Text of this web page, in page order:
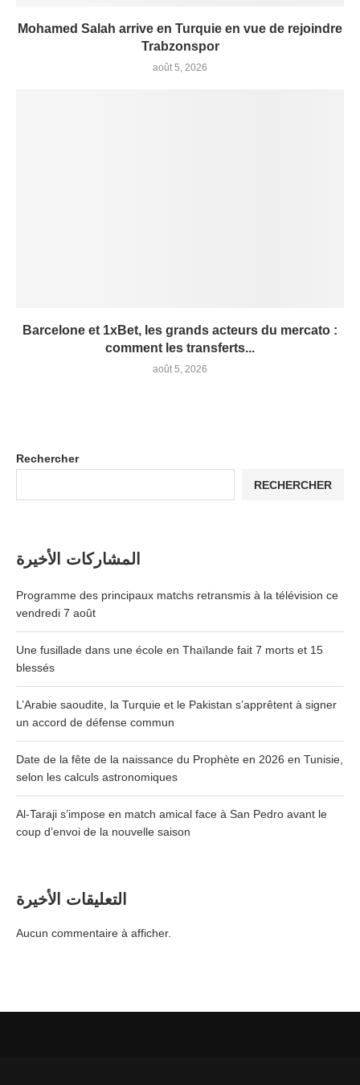
Mohamed Salah arrive en Turquie en vue de rejoindre
Trabzonspor
août 5, 2026
Barcelone et 1xBet, les grands acteurs du mercato :
comment les transferts...
août 5, 2026
Rechercher
RECHERCHER
المشاركات الأخيرة
Programme des principaux matchs retransmis à la télévision ce
vendredi 7 août
Une fusillade dans une école en Thaïlande fait 7 morts et 15
blessés
L’Arabie saoudite, la Turquie et le Pakistan s’apprêtent à signer
un accord de défense commun
Date de la fête de la naissance du Prophète en 2026 en Tunisie,
selon les calculs astronomiques
Al-Taraji s’impose en match amical face à San Pedro avant le
coup d’envoi de la nouvelle saison
التعليقات الأخيرة
Aucun commentaire à afficher.